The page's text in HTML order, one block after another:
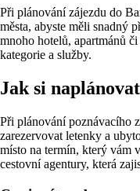
Při plánování zájezdu do
města, abyste měli snadný
mnoho hotelů, apartmánů
kategorie a služby.
Jak si
Při plánování poznávacího
zarezervovat letenky a
místo na termín, který vám
cestovní agentury, která